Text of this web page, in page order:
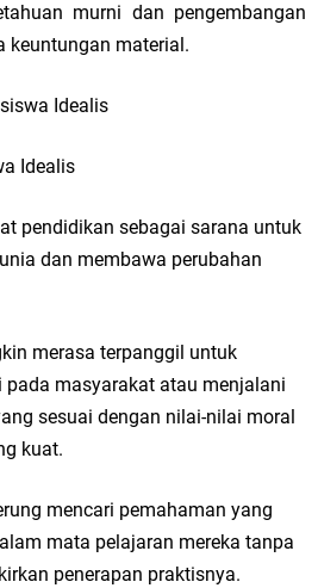
murni dan pengembangan
keuntungan material.
Idealis
Idealis
pendidikan sebagai sarana untuk
dan membawa perubahan
merasa terpanggil untuk
pada masyarakat atau menjalani
sesuai dengan nilai-nilai moral
kuat.
mencari pemahaman yang
mata pelajaran mereka tanpa
penerapan praktisnya.